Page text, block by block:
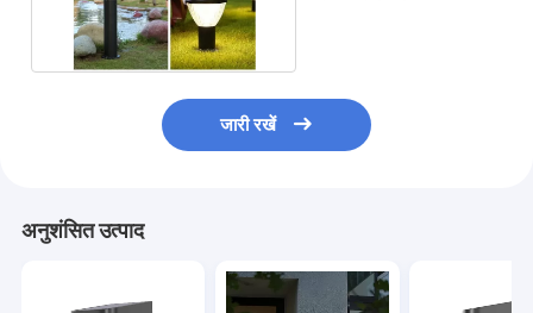
जारी रखें
अनुशंसित उत्पाद